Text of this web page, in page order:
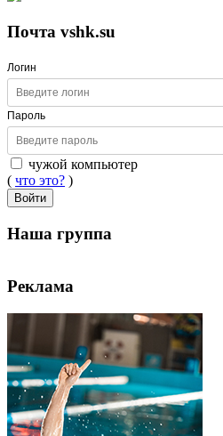
Почта vshk.su
Логин
Пароль
чужой компьютер
( что это? )
Войти
Наша группа
Реклама